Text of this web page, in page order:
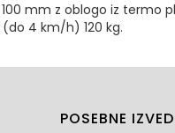
mm z oblogo iz termo
4 km/h) 120 kg.
POSEBNE